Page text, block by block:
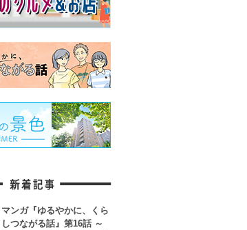
マンガ『ゆるやかに、くら
しつながる話』第16話 ～